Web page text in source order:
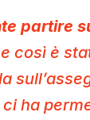
partire
e così è
ha